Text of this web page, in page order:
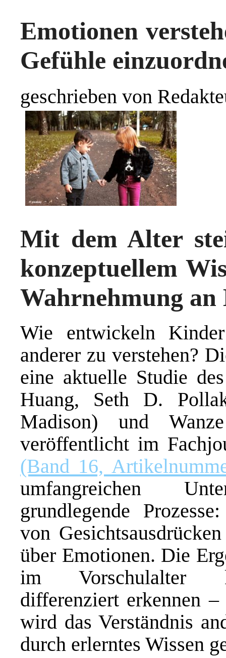
Emotionen
Gefühle
geschrieben von
Mit dem Alter
konzeptuellem
Wahrnehmung
Wie entwickeln
anderer zu verstehen?
eine aktuelle Studie
Huang, Seth D.
Madison) und
veröffentlicht im
(Band 16,
umfangreichen
grundlegende
von
über Emotionen. Die
im Vorschulalter
differenziert erkennen
wird das Verständnis
durch erlerntes Wissen